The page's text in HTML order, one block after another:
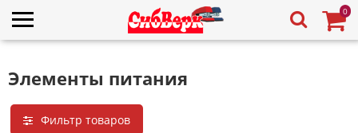
0
Элементы питания
Фильтр товаров